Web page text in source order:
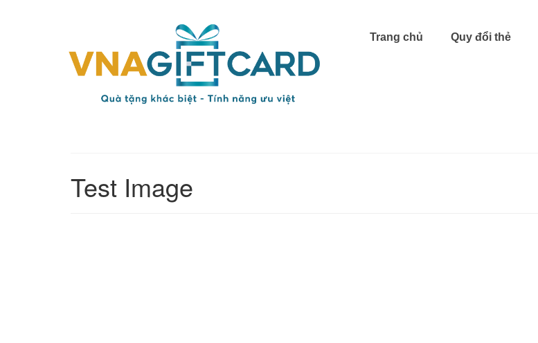
Trang chủ Quy đổi thẻ
Test Image